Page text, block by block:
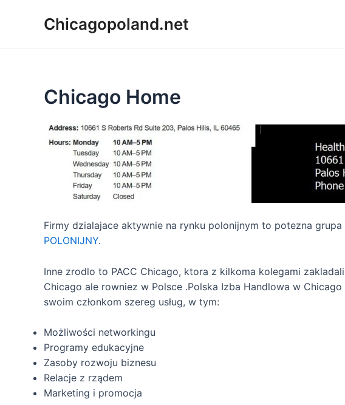
Chicagopoland.net
Chicago Home
Firmy dzialajace aktywnie na rynku polonijnym to potezna
POLONIJNY.
Inne zrodlo to PACC Chicago, ktora z kilkoma kolegami
Chicago ale rowniez w Polsce .Polska Izba Handlowa w
swoim członkom szereg usług, w tym:
Możliwości networkingu
Programy edukacyjne
Zasoby rozwoju biznesu
Relacje z rządem
Marketing i promocja